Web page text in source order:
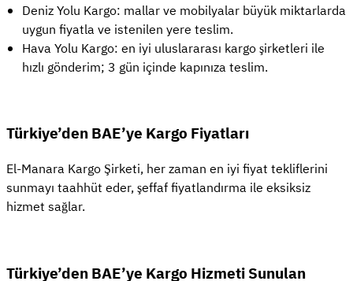
Deniz Yolu Kargo: mallar ve mobilyalar büyük miktarlarda
uygun fiyatla ve istenilen yere teslim.
Hava Yolu Kargo: en iyi uluslararası kargo şirketleri ile
hızlı gönderim; 3 gün içinde kapınıza teslim.
Türkiye’den BAE’ye Kargo Fiyatları
El-Manara Kargo Şirketi, her zaman en iyi fiyat tekliflerini
sunmayı taahhüt eder, şeffaf fiyatlandırma ile eksiksiz
hizmet sağlar.
Türkiye’den BAE’ye Kargo Hizmeti Sunulan